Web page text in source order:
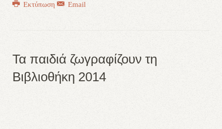
Εκτύπωση Email
Τα παιδιά ζωγραφίζουν τη
Βιβλιοθήκη 2014